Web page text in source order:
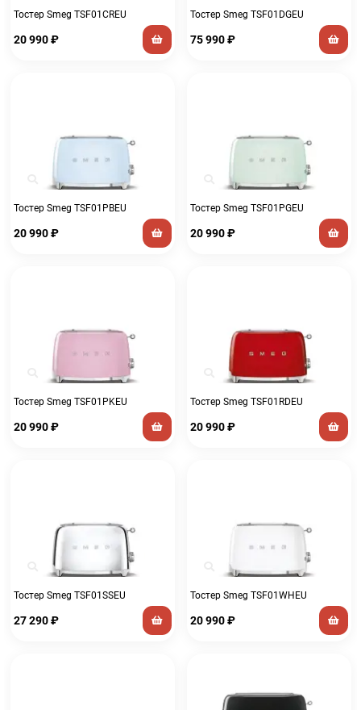
Тостер Smeg TSF01CREU
20 990₽
Тостер Smeg TSF01DGEU
75 990₽
Тостер Smeg TSF01PBEU
20 990₽
Тостер Smeg TSF01PGEU
20 990₽
Тостер Smeg TSF01PKEU
20 990₽
Тостер Smeg TSF01RDEU
20 990₽
Тостер Smeg TSF01SSEU
27 290₽
Тостер Smeg TSF01WHEU
20 990₽